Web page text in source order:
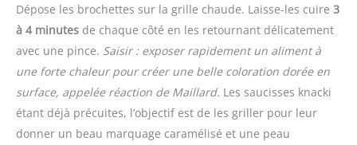
Dépose les brochettes sur la grille chaude. Laisse-les cuire 3
à 4 minutes de chaque côté en les retournant délicatement
avec une pince. Saisir : exposer rapidement un aliment à
une forte chaleur pour créer une belle coloration dorée en
surface, appelée réaction de Maillard. Les saucisses knacki
étant déjà précuites, l’objectif est de les griller pour leur
donner un beau marquage caramélisé et une peau